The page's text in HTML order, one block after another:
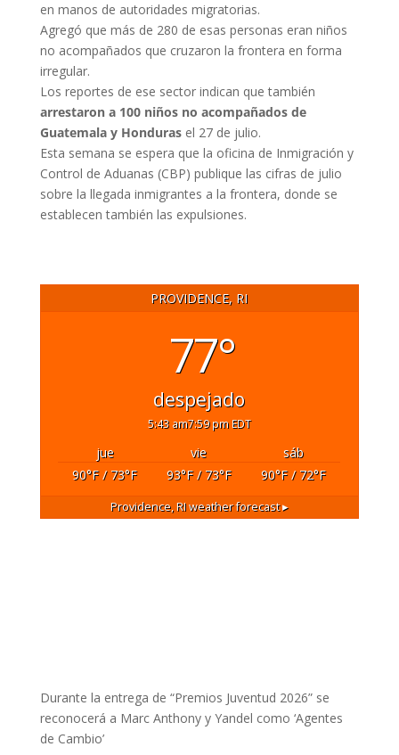
en manos de autoridades migratorias.
Agregó que más de 280 de esas personas eran niños
no acompañados que cruzaron la frontera en forma
irregular.
Los reportes de ese sector indican que también
arrestaron a 100 niños no acompañados de
Guatemala y Hondurasel 27 de julio.
Esta semana se espera que la oficina de Inmigración y
Control de Aduanas (CBP) publique las cifras de julio
sobre la llegada inmigrantes a la frontera, donde se
establecen también las expulsiones.
PROVIDENCE, RI
77°
despejado
5:43 am7:59 pm EDT
jue vie
sáb
90°F/ 73°F 93°F/ 73°F 90°F/ 72°F
Providence, RIweather forecast ▸
Durante la entrega de “Premios Juventud 2026” se
reconocerá a Marc Anthony y Yandel como ‘Agentes
de Cambio’